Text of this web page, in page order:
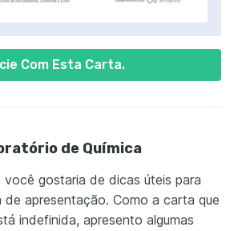
Com Esta Carta.
de Química
você gostaria de dicas úteis para
de apresentação. Como a carta que
indefinida, apresento algumas